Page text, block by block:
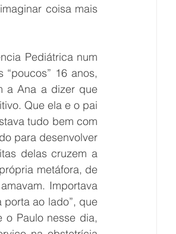
coisa mais
Pediátrica num
16 anos,
a Ana a dizer que
Que ela e o pai
tudo bem com
para desenvolver
delas cruzem a
metáfora, de
Importava
ao lado”, que
o Paulo nesse dia,